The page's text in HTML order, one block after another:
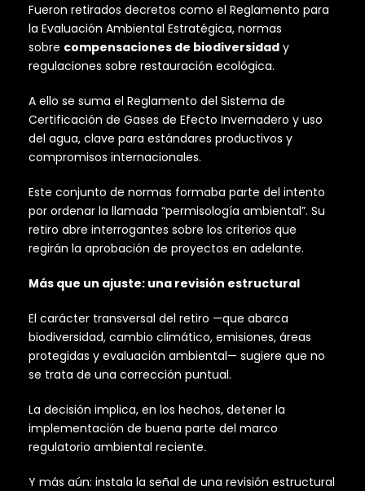
Fueron retirados decretos como el Reglamento para
la Evaluación Ambiental Estratégica, normas
sobre compensaciones de biodiversidad y
regulaciones sobre restauración ecológica.
A ello se suma el Reglamento del Sistema de
Certificación de Gases de Efecto Invernadero y uso
del agua, clave para estándares productivos y
compromisos internacionales.
Este conjunto de normas formaba parte del intento
por ordenar la llamada “permisología ambiental”. Su
retiro abre interrogantes sobre los criterios que
regirán la aprobación de proyectos en adelante.
Más que un ajuste: una revisión estructural
El carácter transversal del retiro —que abarca
biodiversidad, cambio climático, emisiones, áreas
protegidas y evaluación ambiental— sugiere que no
se trata de una corrección puntual.
La decisión implica, en los hechos, detener la
implementación de buena parte del marco
regulatorio ambiental reciente.
Y más aún: instala la señal de una revisión estructural